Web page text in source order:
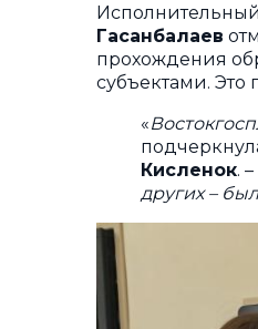
Гасанбалаев
прохождения
субъектами. Это
«
Кисленок. –
других –